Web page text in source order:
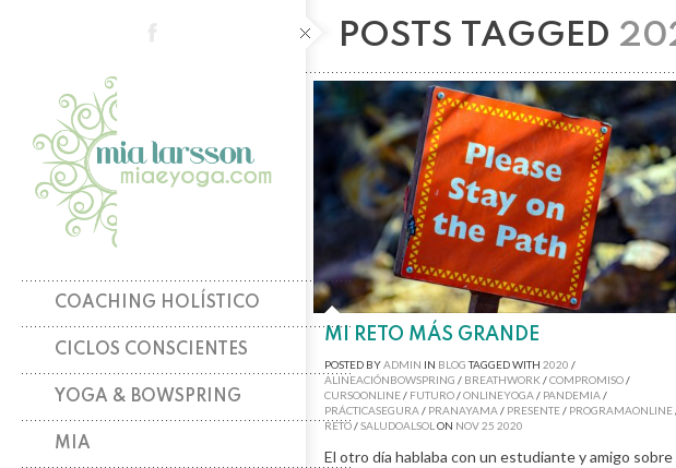
COACHING HOLÍSTICO
CICLOS CONSCIENTES
YOGA & BOWSPRING
MIA
POSTS TAGGED
MI RETO MÁS GRANDE
POSTED BYADMIN IN BLOGTAGGED WITH 2020 /
ALINEACIÓNBOWSPRING / BREATHWORK/COMPROMISO/
CURSOONLINE/ FUTURO/ONLINEYOGA/ PANDEMIA/
PRÁCTICASEGURA/ PRANAYAMA/ PRESENTE/ PROGRAMAONLINE
RETO/SALUDOALSOLON NOV25 2020
El otro día hablaba con un estudiante y amigo sobre